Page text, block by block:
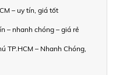
– uy tín, giá tốt
– nhanh chóng – giá rẻ
TP.HCM – Nhanh Chóng,